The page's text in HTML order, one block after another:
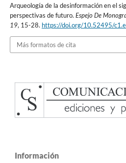
Arqueología de la desinformación en el
perspectivas de futuro. Espejo De
19, 15-28. https://doi.org/10.52495/
Más formatos de cita
Información